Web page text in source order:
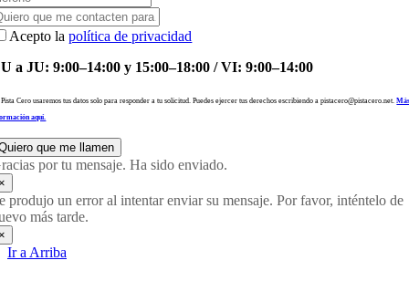
Acepto lapolítica de privacidad
a JU: 9:00–14:00 y 15:00–18:00 / VI: 9:00–14:00
Pista Cero usaremos tus datos solo para responder a tu solicitud. Puedes ejercer tus derechos escribiendo a pistacero@pistacero.net.
aquí.
que me llamen
por tu mensaje. Ha sido enviado.
produjo un error al intentar enviar su mensaje. Por favor, inténtelo de
más tarde.
Ir a Arriba